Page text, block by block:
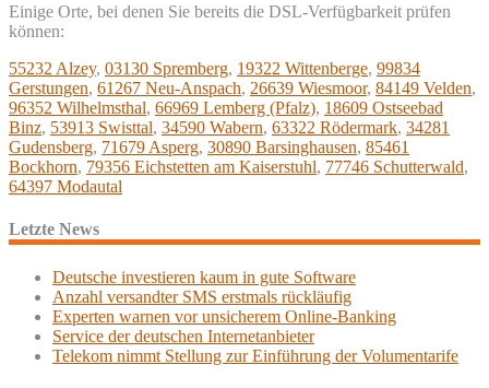
Einige Orte, bei denen Sie bereits die DSL-Verfügbarkeit prüfen
können:
55232 Alzey, 03130 Spremberg, 19322 Wittenberge, 99834
Gerstungen, 61267 Neu-Anspach, 26639 Wiesmoor, 84149 Velden,
96352 Wilhelmsthal, 66969 Lemberg (Pfalz), 18609 Ostseebad
Binz, 53913 Swisttal, 34590 Wabern, 63322 Rödermark, 34281
Gudensberg, 71679 Asperg, 30890 Barsinghausen, 85461
Bockhorn, 79356 Eichstetten am Kaiserstuhl, 77746 Schutterwald,
64397 Modautal
Letzte News
Deutsche investieren kaum in gute Software
Anzahl versandter SMS erstmals rückläufig
Experten warnen vor unsicherem Online-Banking
Service der deutschen Internetanbieter
Telekom nimmt Stellung zur Einführung der Volumentarife